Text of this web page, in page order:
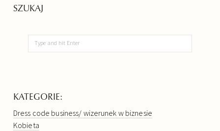
SZUKAJ
KATEGORIE:
Dress code business/ wizerunek w biznesie
Kobieta